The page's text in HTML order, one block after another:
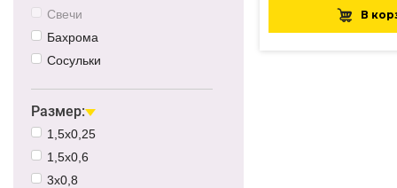
1.8Вт
50Вт
Свечи
Бахрома
Сосульки
Звезды
Кисточки
Колокольчики
Кубики
Размер:
1,5х0,25
1,5х0,6
3х0,8
В